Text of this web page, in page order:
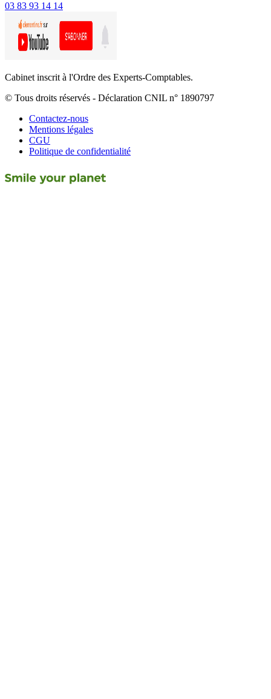
03 83 93 14 14
Cabinet inscrit à l'Ordre des Experts-Comptables.
© Tous droits réservés - Déclaration CNIL n° 1890797
Contactez-nous
Mentions légales
CGU
Politique de confidentialité